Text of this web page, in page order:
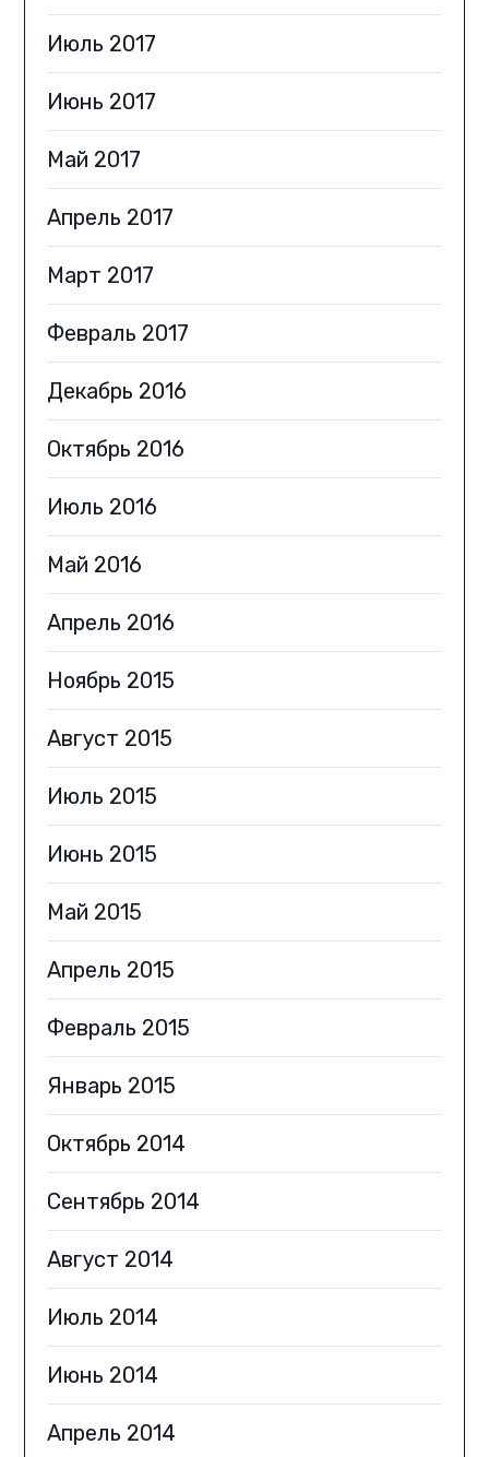
Июль 2017
Июнь 2017
Май 2017
Апрель 2017
Март 2017
Февраль 2017
Декабрь 2016
Октябрь 2016
Июль 2016
Май 2016
Апрель 2016
Ноябрь 2015
Август 2015
Июль 2015
Июнь 2015
Май 2015
Апрель 2015
Февраль 2015
Январь 2015
Октябрь 2014
Сентябрь 2014
Август 2014
Июль 2014
Июнь 2014
Апрель 2014